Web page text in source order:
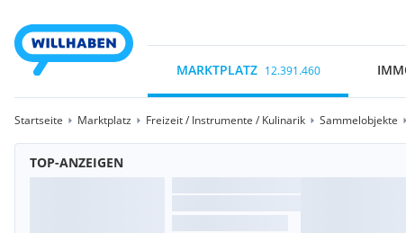
MARKTPLATZ 12.391.460
Startseite Marktplatz Freizeit / Instrumente / Kulinarik Sammelobjekte
TOP-ANZEIGEN